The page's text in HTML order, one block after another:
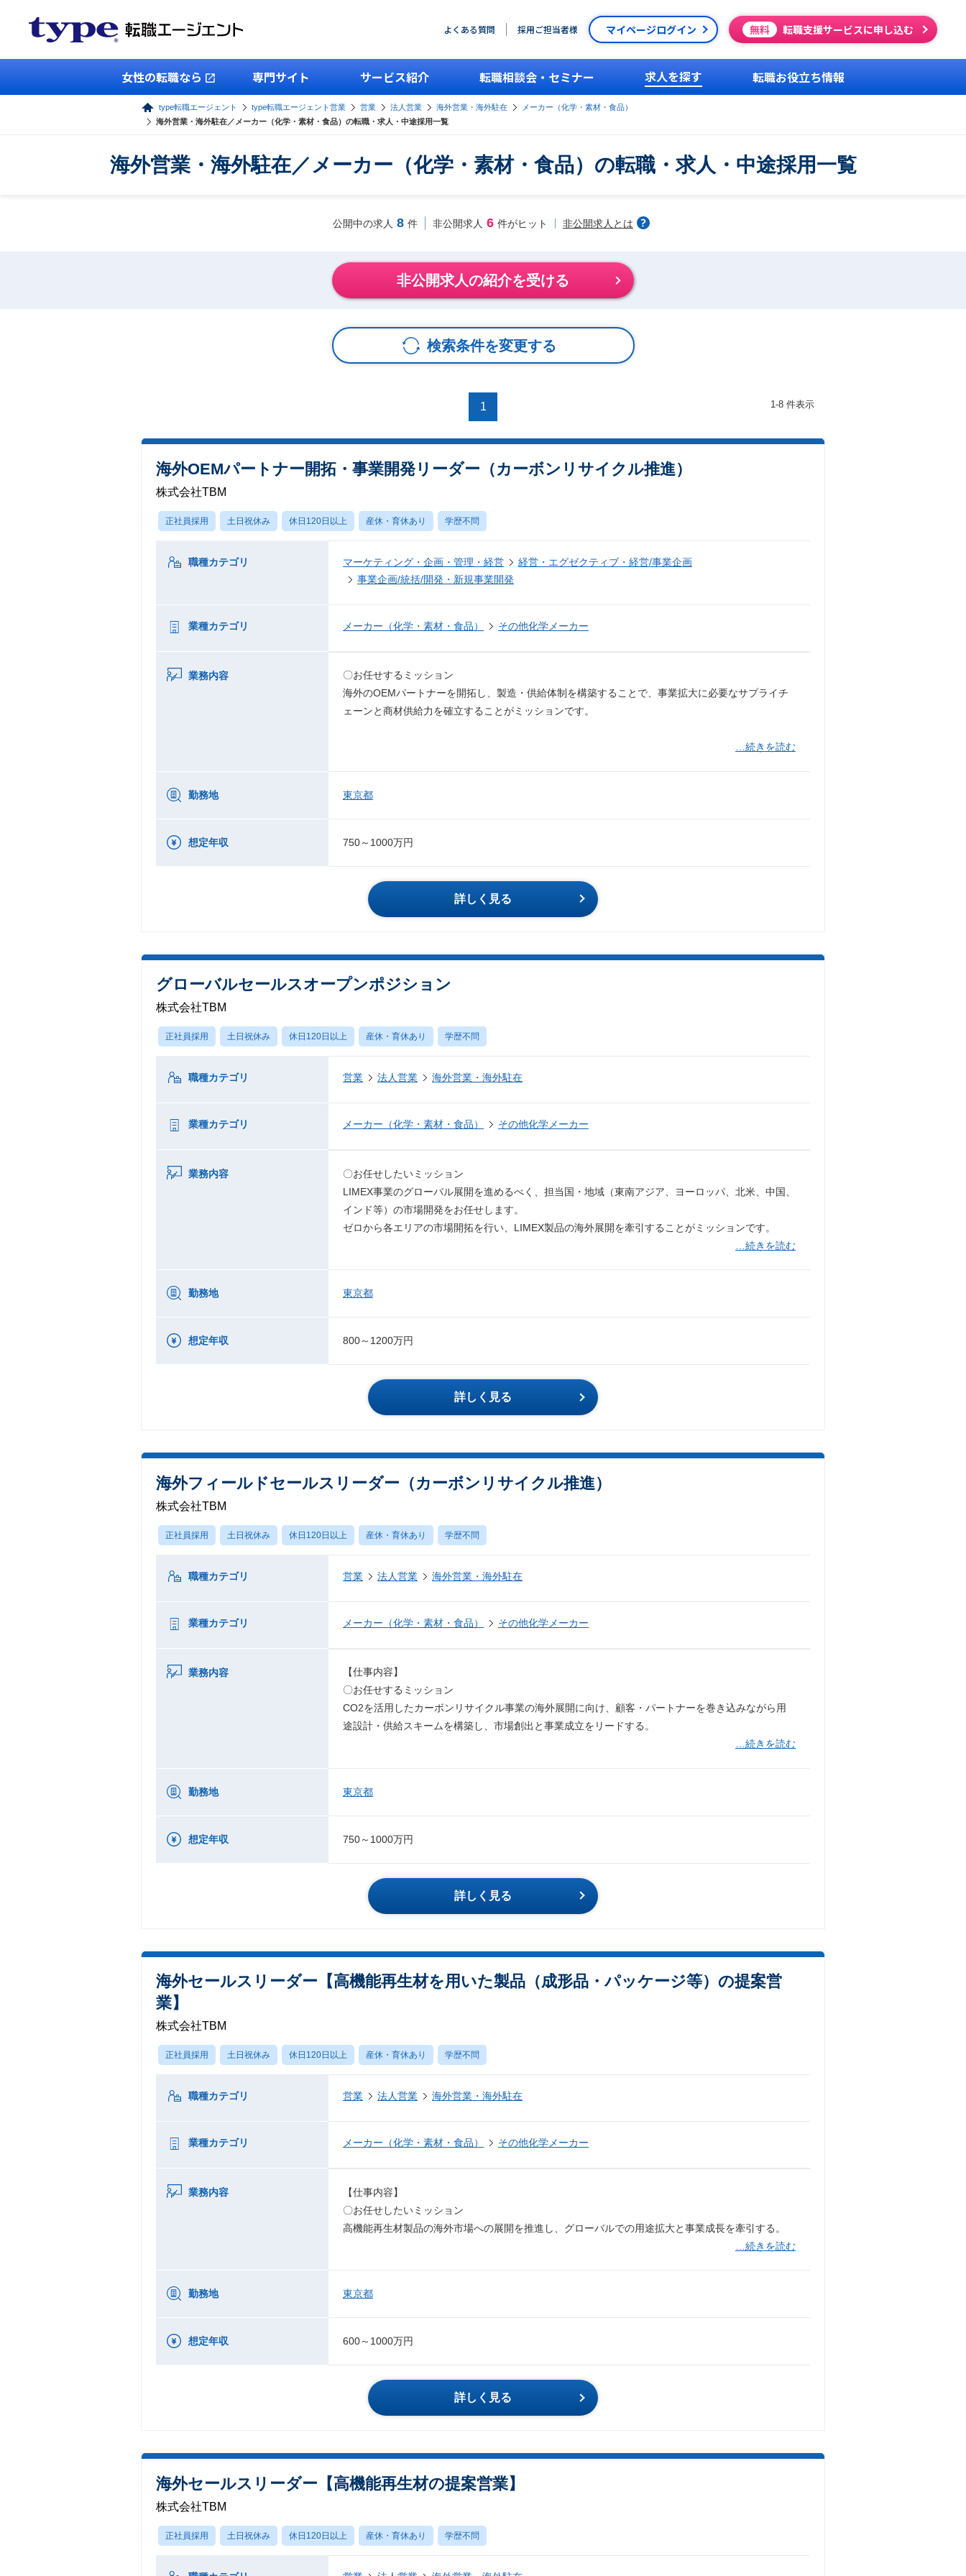
よくある質問 採用ご担当者様 マイページログイン 無料 転職支援サービスに申し込む
女性の転職なら 専門サイト サービス紹介 転職相談会・セミナー 求人を探す 転職お役立ち情報
type転職エージェント type転職エージェント営業 営業 法人営業 海外営業・海外駐在
メーカー（化学・素材・食品）
海外営業・海外駐在／メーカー（化学・素材・食品）の転職・求人・中途採用一覧
海外営業・海外駐在／メーカー（化学・素材・食品）の転職・求人・中途採用一覧
公開中の求人 8 件 非公開求人 6 件がヒット 非公開求人とは
非公開求人の紹介を受ける
検索条件を変更する
1 1-8 件表示
海外OEMパートナー開拓・事業開発リーダー（カーボンリサイクル推進）
株式会社TBM
正社員採用 土日祝休み 休日120日以上 産休・育休あり 学歴不問
職種カテゴリ マーケティング・企画・管理・経営
経営・エグゼクティブ・経営/事業企画
事業企画/統括/開発・新規事業開発
業種カテゴリ メーカー（化学・素材・食品） その他化学メーカー
業務内容
〇お任せするミッション
海外のOEMパートナーを開拓し、製造・供給体制を構築することで、事業拡大に必要なサプライチ
ェーンと商材供給力を確立することがミッションです。
…続きを読む
勤務地 東京都
想定年収 750～1000万円
詳しく見る
グローバルセールスオープンポジション
株式会社TBM
正社員採用 土日祝休み 休日120日以上 産休・育休あり 学歴不問
職種カテゴリ 営業 法人営業 海外営業・海外駐在
業種カテゴリ メーカー（化学・素材・食品） その他化学メーカー
業務内容
〇お任せしたいミッション
LIMEX事業のグローバル展開を進めるべく、担当国・地域（東南アジア、ヨーロッパ、北米、中国、
インド等）の市場開発をお任せします。
ゼロから各エリアの市場開拓を行い、LIMEX製品の海外展開を牽引することがミッションです。
…続きを読む
勤務地 東京都
想定年収 800～1200万円
詳しく見る
海外フィールドセールスリーダー（カーボンリサイクル推進）
株式会社TBM
正社員採用 土日祝休み 休日120日以上 産休・育休あり 学歴不問
職種カテゴリ 営業 法人営業 海外営業・海外駐在
業種カテゴリ メーカー（化学・素材・食品） その他化学メーカー
業務内容
【仕事内容】
〇お任せするミッション
CO2を活用したカーボンリサイクル事業の海外展開に向け、顧客・パートナーを巻き込みながら用
途設計・供給スキームを構築し、市場創出と事業成立をリードする。
…続きを読む
勤務地 東京都
想定年収 750～1000万円
詳しく見る
海外セールスリーダー【高機能再生材を用いた製品（成形品・パッケージ等）の提案営
業】
株式会社TBM
正社員採用 土日祝休み 休日120日以上 産休・育休あり 学歴不問
職種カテゴリ 営業 法人営業 海外営業・海外駐在
業種カテゴリ メーカー（化学・素材・食品） その他化学メーカー
業務内容
【仕事内容】
〇お任せしたいミッション
高機能再生材製品の海外市場への展開を推進し、グローバルでの用途拡大と事業成長を牽引する。
…続きを読む
勤務地 東京都
想定年収 600～1000万円
詳しく見る
海外セールスリーダー【高機能再生材の提案営業】
株式会社TBM
正社員採用 土日祝休み 休日120日以上 産休・育休あり 学歴不問